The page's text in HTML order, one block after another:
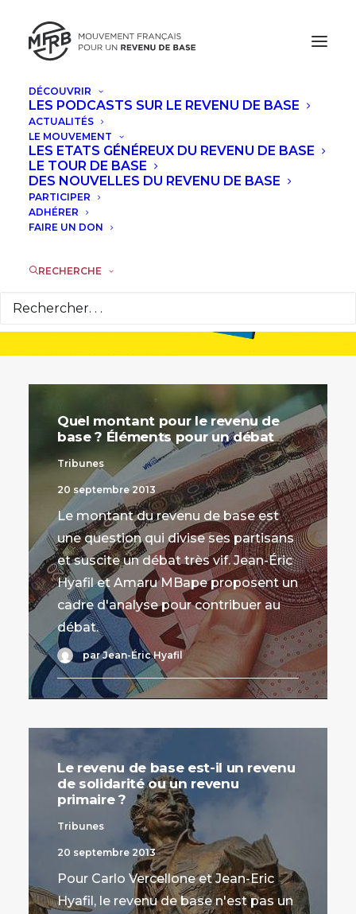
DÉCOUVRIR
LES PODCASTS SUR LE REVENU DE BASE
ACTUALITÉS
LE MOUVEMENT
LES ETATS GÉNÉREUX DU REVENU DE BASE
LE TOUR DE BASE
DES NOUVELLES DU REVENU DE BASE
PARTICIPER
ADHÉRER
FAIRE UN DON
RECHERCHE
Tous les
articles
Quel montant pour le revenu de
base ? Éléments pour un débat
Tribunes
20 septembre 2013
Le montant du revenu de base est
une question qui divise ses partisans
et suscite un débat très vif. Jean-Éric
Hyafil et Amaru MBape proposent un
cadre d'analyse pour contribuer au
débat.
par Jean-Éric Hyafil
Le revenu de base est-il un revenu
de solidarité ou un revenu
primaire ?
Tribunes
20 septembre 2013
Pour Carlo Vercellone et Jean-Eric
Hyafil, le revenu de base n'est pas un